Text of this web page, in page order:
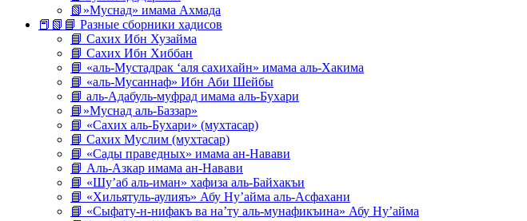
📗»Муснад» имама Ахмада
📕📗📘 Разные сборники хадисов
📘 Сахих Ибн Хузайма
📘 Сахих Ибн Хиббан
📘 «аль-Мустадрак ‘аля сахихайн» имама аль-Хакима
📘 «аль-Мусаннаф» Ибн Аби Шейбы
📘 аль-Адабуль-муфрад имама аль-Бухари
📘»Муснад аль-Баззар»
📘 «Сахих аль-Бухари» (мухтасар)
📘 Сахих Муслим (мухтасар)
📘 «Сады праведных» имама ан-Навави
📘 Аль-Азкар имама ан-Навави
📘 «Шу’аб аль-иман» хафиза аль-Байхакъи
📘 «Хильятуль-аулияъ» Абу Ну’айма аль-Асфахани
📘 «Сыфату-н-нифакъ ва на’ту аль-мунафикъина» Абу Ну’айма